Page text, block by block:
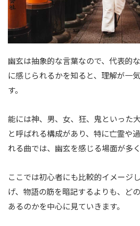
幽玄は抽象的な言葉なので、代表的
に感じられるかを知ると、理解が一
す。
能には神、男、女、狂、鬼といった
と呼ばれる構成があり、特に亡霊や
れる曲では、幽玄を感じる場面が多く
ここでは初心者にも比較的イメージ
げ、物語の筋を暗記するよりも、ど
あるのかを中心に見ていきます。